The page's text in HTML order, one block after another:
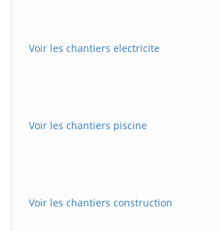
Voir les chantiers electricite
Voir les chantiers piscine
Voir les chantiers construction